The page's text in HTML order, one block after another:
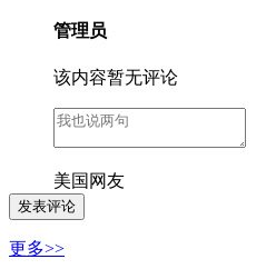
管理员
该内容暂无评论
美国网友
更多>>